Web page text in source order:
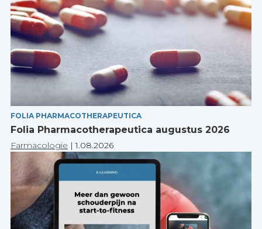
FOLIA PHARMACOTHERAPEUTICA
Folia Pharmacotherapeutica augustus 2026
Farmacologie |1.08.2026